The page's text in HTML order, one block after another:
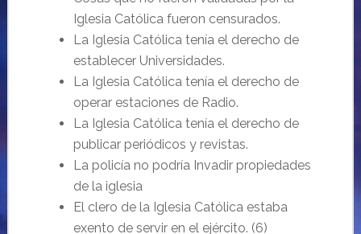
Iglesia Católica fueron censurados.
La Iglesia Católica tenía el derecho de
establecer Universidades.
La Iglesia Católica tenía el derecho de
operar estaciones de Radio.
La Iglesia Católica tenía el derecho de
publicar periódicos y revistas.
La policía no podría Invadir propiedades
de la iglesia
El clero de la Iglesia Católica estaba
exento de servir en el ejército. (6)